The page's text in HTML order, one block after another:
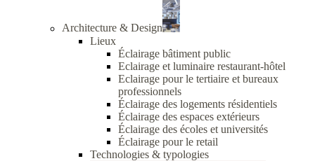
Architecture & Design
Lieux
Éclairage bâtiment public
Eclairage et luminaire restaurant-hôtel
Eclairage pour le tertiaire et bureaux
professionnels
Éclairage des logements résidentiels
Éclairage des espaces extérieurs
Éclairage des écoles et universités
Éclairage pour le retail
Technologies & typologies